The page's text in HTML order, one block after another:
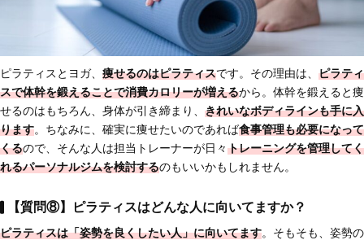
ピラティスとヨガ、 痩せるのはピラティスです。その理由は、 ピラティ
スで体幹を鍛えることで消費カロリーが増えるから。体幹を鍛えると痩
せるのはもちろん、身体が引き締まり、 きれいなボディラインも手に入
ります。ちなみに、確実に痩せたいのであれば食事管理も必要になって
くるので、そんな人は担当トレーナーが日々トレーニングを管理してく
れるパーソナルジムを検討するのもいいかもしれません。
【質問⑧】ピラティスはどんな人に向いてますか？
ピラティスは「姿勢を良くしたい人」に向いてます。そもそも、姿勢の